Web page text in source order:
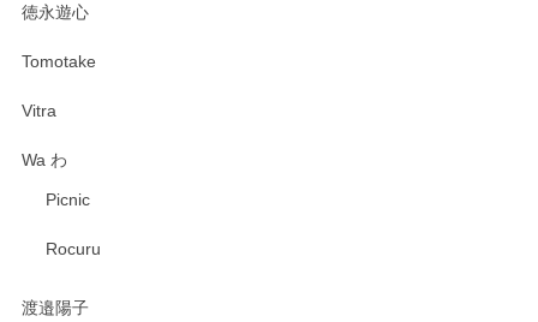
徳永遊心
Tomotake
Vitra
Wa わ
Picnic
Rocuru
渡邉陽子